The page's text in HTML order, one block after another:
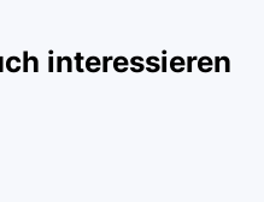
interessieren